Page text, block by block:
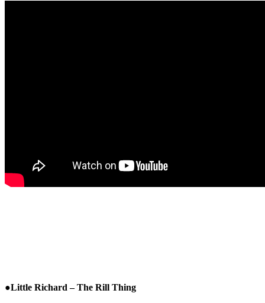
●Little Richard – The Rill Thing